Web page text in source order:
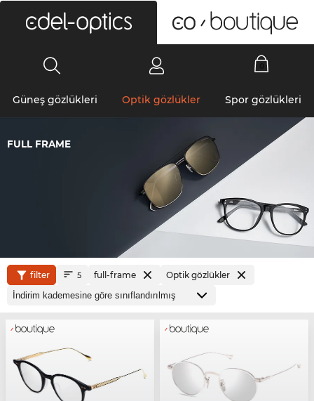
Güneş gözlükleri Optik gözlükler Spor gözlükleri
FULL FRAME
filter 5 full-frame Optik gözlükler